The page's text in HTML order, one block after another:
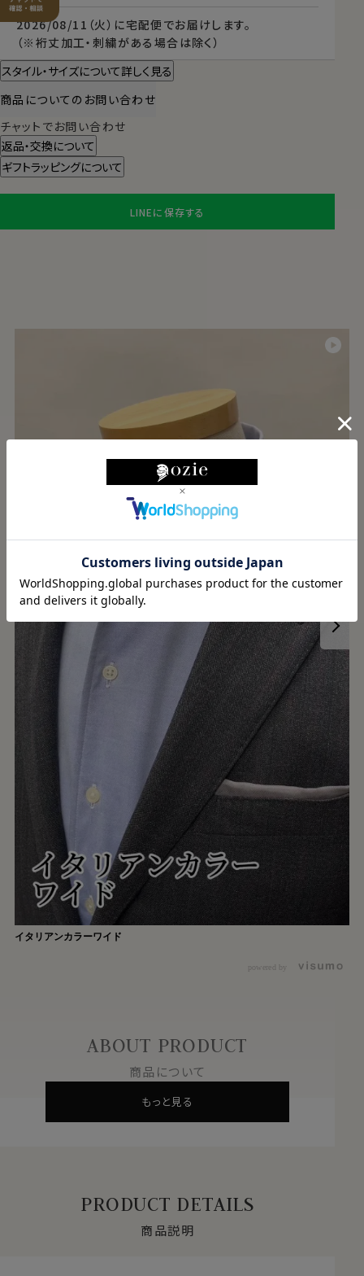
2026/08/11（火） に宅配便 でお届けします。
（※裄丈加工・刺繍がある場合は除く）
スタイル・サイズについて詳しく見る
商品についてのお問い合わせ
チャットでお問い合わせ
返品・交換について
ギフトラッピングについて
LINEに保存する
イタリアンカラーワイド
powered by
ABOUT PRODUCT
商品について
もっと見る
PRODUCT DETAILS
商品説明